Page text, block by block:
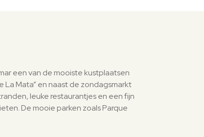
een van de mooiste kustplaatsen
La Mata” en naast de zondagsmarkt
leuke restaurantjes en een fijn
De mooie parken zoals Parque